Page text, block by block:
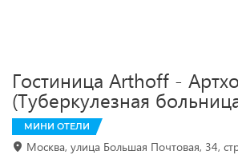
Гостиница Arthoff -
(Туберкулезная
МИНИ ОТЕЛИ
Москва, улица Большая Почтовая, 34,